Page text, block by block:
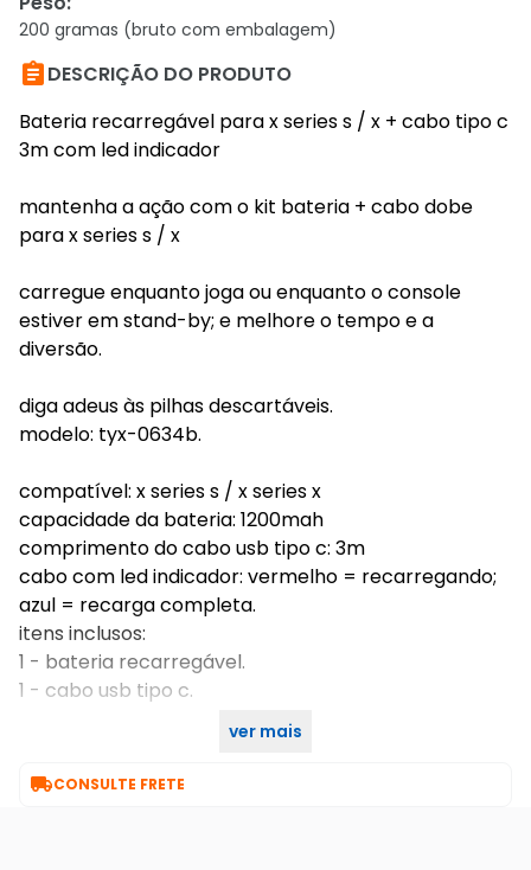
200 gramas (bruto com embalagem)
DESCRIÇÃO DO PRODUTO
Bateria recarregável para x series s / x + cabo tipo c
3m com led indicador
mantenha a ação com o kit bateria + cabo dobe
para x series s / x
carregue enquanto joga ou enquanto o console
estiver em stand-by; e melhore o tempo e a
diversão.
diga adeus às pilhas descartáveis.
modelo: tyx-0634b.
compatível: x series s / x series x
capacidade da bateria: 1200mah
comprimento do cabo usb tipo c: 3m
cabo com led indicador: vermelho = recarregando;
azul = recarga completa.
itens inclusos:
1 - bateria recarregável.
1 - cabo usb tipo c.
ver mais
CONSULTE FRETE